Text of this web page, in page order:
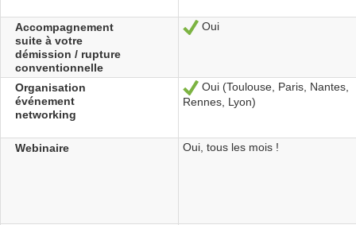
Accompagnement
suite à votre
démission / rupture
conventionnelle
Sí
Oui
Organisation
événement
networking
Sí
Oui (Toulouse, Paris, Nantes,
Rennes, Lyon)
Webinaire Oui, tous les mois !